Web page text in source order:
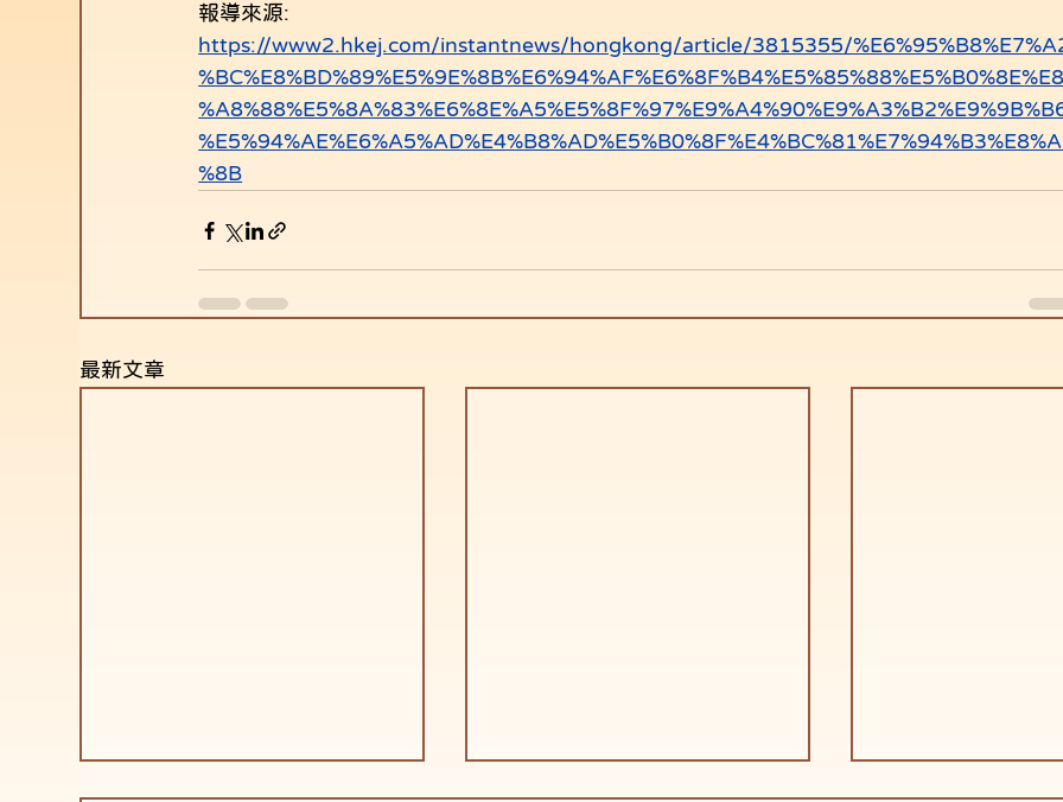
報導來源:
https://www2.hkej.com/instantnews/hongkong/article/3815355/
%8B
最新文章